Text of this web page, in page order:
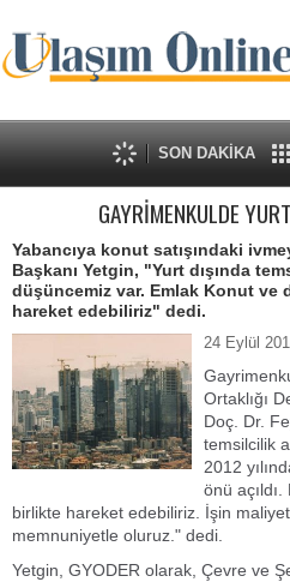
SON DAKİKA
GAYRİMENKULDE
Yabancıya konut satışındaki
Başkanı Yetgin, "Yurt dışında
düşüncemiz var. Emlak Konut ve
hareket edebiliriz" dedi.
24 Eylül
Ortaklığı
Doç. Dr.
temsilcilik
2012
önü
birlikte hareket edebiliriz. İşin
memnuniyetle oluruz." dedi.
Yetgin, GYODER olarak, Çevre ve